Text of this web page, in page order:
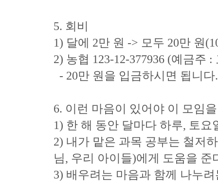
5. 회비
1) 달에 2만 원 -> 모두 20만 원
2) 농협 123-12-377936 (예금주
- 20만 원을 입금하시면 됩니
6. 이런 마음이 있어야 이 모임
1) 한 해 동안 달마다 하루, 토
2) 내가 맡은 과목 공부는 철저
님, 우리 아이들)에게 도움을 준
3) 배우려는 마음과 함께 나누